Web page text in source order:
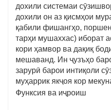
дохили системаи
дохили он аз қисмҳои
қабили фишангҳо,
тарҳи мушаххас) иборат
кори ҳамвор ва дақиқ
мешаванд. Ин ҷузъҳо
зарурӣ барои интиқоли
муҳаррик якҷоя кор
Функсия ва иҷроиш